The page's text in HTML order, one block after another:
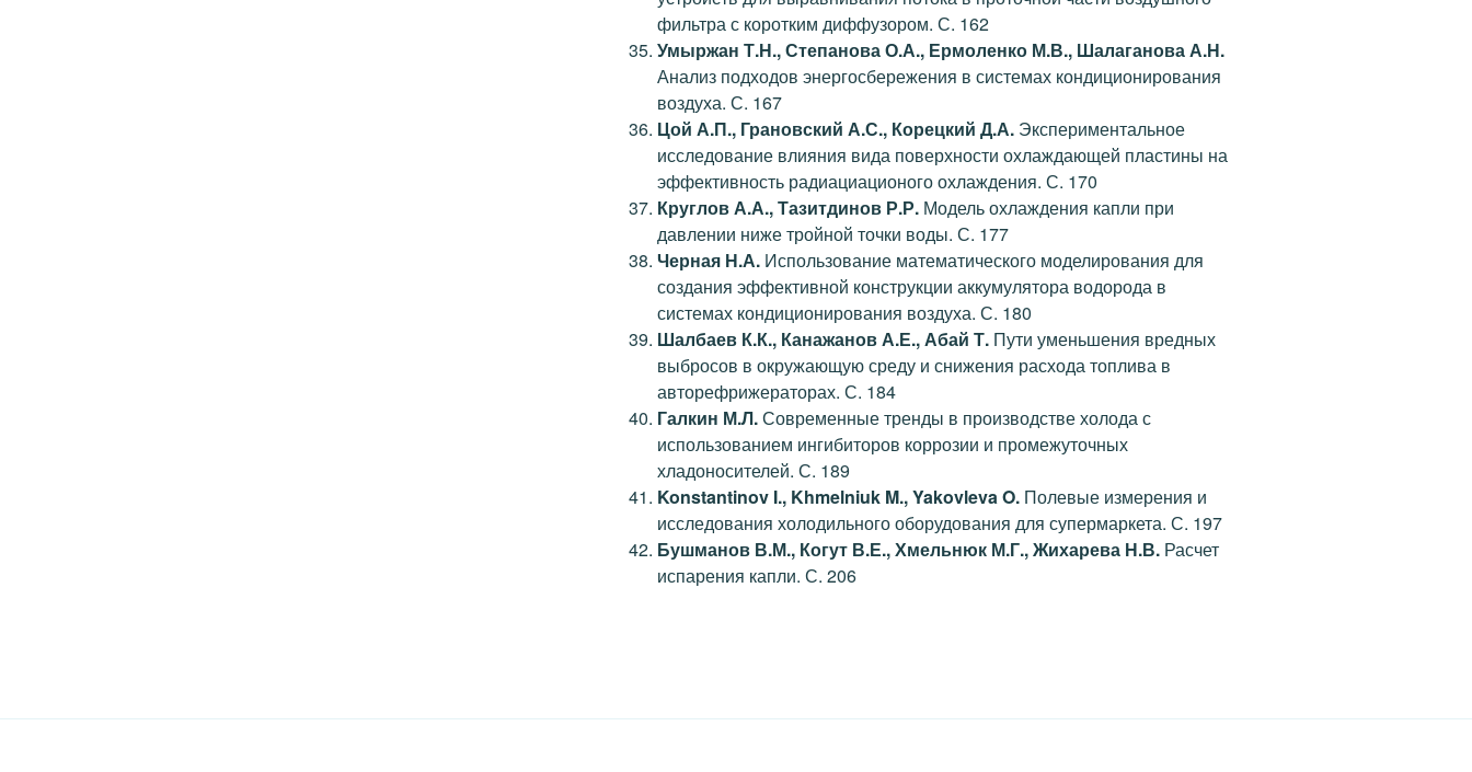
фильтра с коротким диффузором. С. 162
Умыржан Т.Н., Степанова О.А., Ермоленко М.В., Шалаганова А.Н.
Анализ подходов энергосбережения в системах кондиционирования
воздуха. С. 167
Цой А.П., Грановский А.С., Корецкий Д.А.Экспериментальное
исследование влияния вида поверхности охлаждающей пластины на
эффективность радиациационого охлаждения. С. 170
Круглов А.А., Тазитдинов Р.Р.Модель охлаждения капли при
давлении ниже тройной точки воды. С. 177
Черная Н.А.Использование математического моделирования для
создания эффективной конструкции аккумулятора водорода в
системах кондиционирования воздуха. С. 180
Шалбаев К.К., Канажанов А.Е., Абай Т.Пути уменьшения вредных
выбросов в окружающую среду и снижения расхода топлива в
авторефрижераторах. С. 184
Галкин М.Л.Современные тренды в производстве холода с
использованием ингибиторов коррозии и промежуточных
хладоносителей. С. 189
Konstantinov I., Khmelniuk M., Yakovleva O.Полевые измерения и
исследования холодильного оборудования для супермаркета. С. 197
Бушманов В.М., Когут В.Е., Хмельнюк М.Г., Жихарева Н.В.Расчет
испарения капли. С. 206